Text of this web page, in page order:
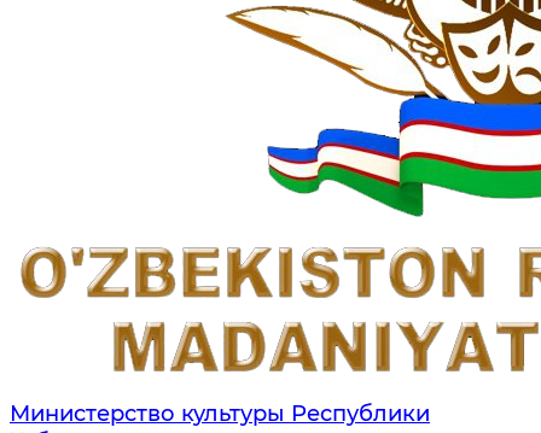
Министерство культуры Республики